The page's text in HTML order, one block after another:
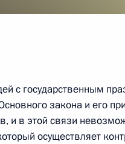
Конституционного
Суда
с государственным
закона и его
и в этой связи
осуществляет